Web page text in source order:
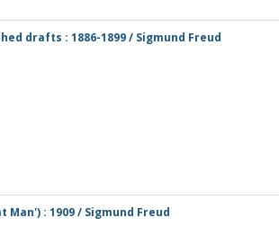
drafts : 1886-1899 / Sigmund Freud
: 1909 / Sigmund Freud